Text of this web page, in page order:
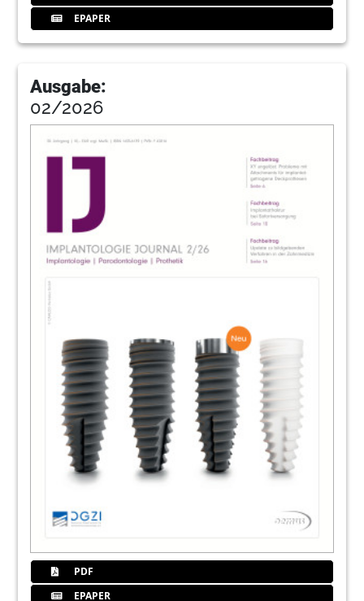
EPAPER
Ausgabe:
02/2026
PDF
EPAPER